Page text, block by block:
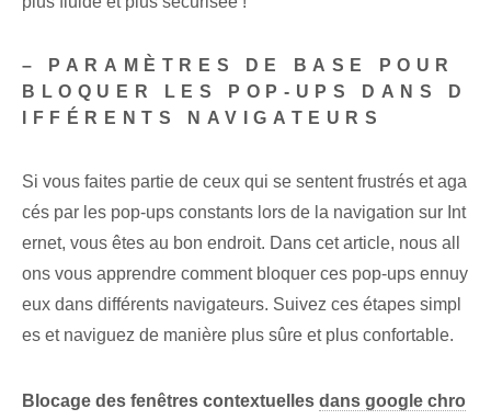
– PARAMÈTRES DE BASE POUR
BLOQUER LES POP-UPS DANS D
IFFÉRENTS NAVIGATEURS
Si vous faites partie de ceux qui se sentent frustrés et aga
cés par les pop-ups constants lors de la navigation sur Int
ernet, vous êtes au bon endroit. Dans cet article, nous all
ons vous apprendre comment bloquer ces pop-ups ennuy
eux dans différents navigateurs. Suivez ces étapes simpl
es et naviguez de manière plus sûre et plus confortable.
Blocage des fenêtres contextuelles dans google chro